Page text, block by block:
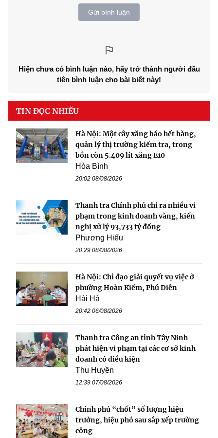
Gửi bình luận
Hiện chưa có bình luận nào, hãy trở thành người đầu
tiên bình luận cho bài biết này!
TIN ĐỌC NHIỀU
Hà Nội: Một cây xăng báo hết hàng,
quản lý thị trường kiểm tra, trong
bồn còn 5.409 lít xăng E10
Hòa Bình
20:02 08/08/2026
Thanh tra Chính phủ chỉ ra nhiều vi
phạm trong kinh doanh vàng, kiến
nghị xử lý 93,733 tỷ đồng
Phương Hiếu
20:29 08/08/2026
Hà Nội: Chỉ đạo giải quyết vụ việc ở
phường Hoàn Kiếm, Phú Diễn
Hải Hà
20:42 06/08/2026
Thanh tra Công an tỉnh Tây Ninh
phát hiện vi phạm tại các cơ sở kinh
doanh có điều kiện
Thu Huyền
12:39 07/08/2026
Chính phủ “chốt” số lượng hiệu
trưởng, hiệu phó sau sắp xếp trường
công